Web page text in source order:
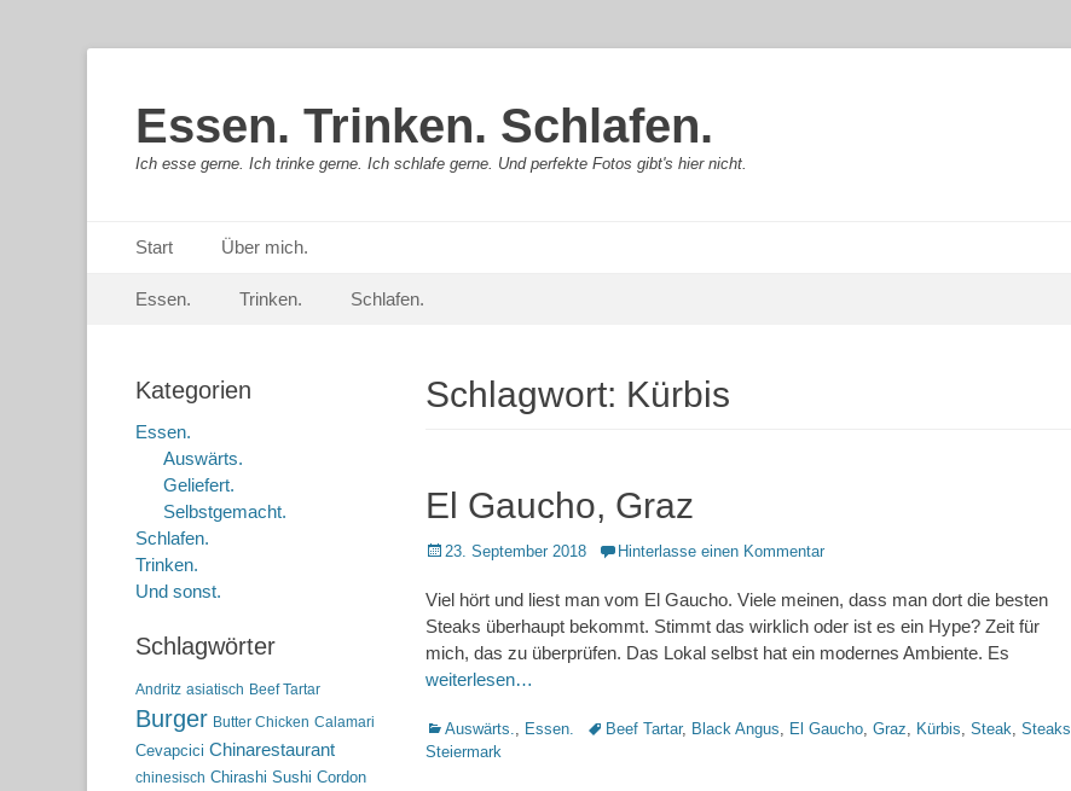
Essen. Trinken. Schlafen.
Ich esse gerne. Ich trinke gerne. Ich schlafe gerne. Und perfekte Fotos gibt's hier nicht.
Primäres Menü
zum
Start Über mich.
Sekundär-Menü
zum
Essen. Trinken. Schlafen.
Schlagwort: Kürbis
El Gaucho, Graz
Posted
23. September 2018 Hinterlasse einen Kommentar
Viel hört und liest man vom El Gaucho. Viele meinen, dass man dort die besten
Steaks überhaupt bekommt. Stimmt das wirklich oder ist es ein Hype? Zeit für
mich, das zu überprüfen. Das Lokal selbst hat ein modernes Ambiente. Es
weiterlesen…
Kategorien
Auswärts., Essen. Schlagworte
Beef Tartar, Black Angus, El Gaucho, Graz, Kürbis, Steak, Steaks
Steiermark
Kategorien
Essen.
Auswärts.
Geliefert.
Selbstgemacht.
Schlafen.
Trinken.
Und sonst.
Schlagwörter
Andritz asiatisch Beef Tartar
Burger Butter Chicken Calamari
Cevapcici Chinarestaurant
chinesisch Chirashi Sushi Cordon